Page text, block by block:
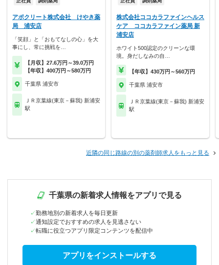
アポクリート株式会社 けやき薬
局 浦安店
「笑顔」と「おもてなしの心」を大
事にし、常に挑戦を…
【月収】27.6万円～39.0万円
【年収】400万円～580万円
千葉県 浦安市
ＪＲ京葉線(東京－蘇我) 新浦安
駅
株式会社ココカラファインヘルス
ケア ココカラファイン薬局 新
浦安店
ホワイト500認定のクリーンな環
境。身だしなみの自…
【年収】430万円～560万円
千葉県 浦安市
ＪＲ京葉線(東京－蘇我) 新浦安
駅
近隣の同じ路線の別の薬剤師求人をもっと見る
千葉県の新着求人情報をアプリで見る
勤務地別の新着求人を毎日更新
通知設定でおすすめの求人を見逃さない
転職に役立つアプリ限定コンテンツを配信中
アプリをインストールする